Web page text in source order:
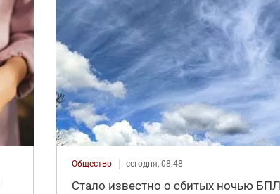
Общество сегодня, 08:48
Стало известно о сбитых ночью